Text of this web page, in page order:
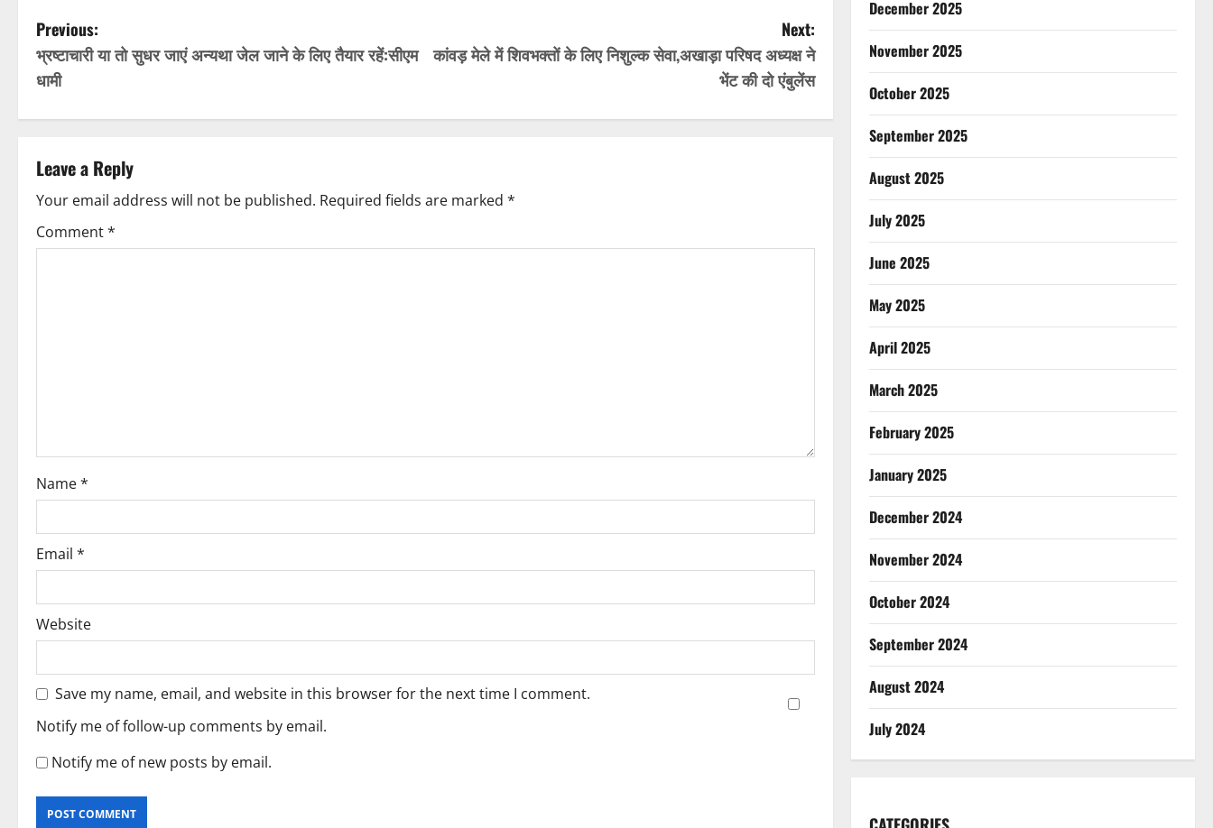
P
o
s
n
a
v
i
o
n
Previous:
भ्रष्टाचारी या तो सुधर जाएं अन्यथा जेल जाने के लिए तैयार रहें:सीएम
धामी
Next:
कांवड़ मेले में शिवभक्तों के लिए निशुल्क सेवा,अखाड़ा परिषद अध्यक्ष ने
भेंट की दो एंबुलेंस
Leave a Reply
Your email address will not be published. Required fields are marked *
Comment*
Name*
Email *
Website
Save my name, email, and website in this browser for the next time I comment.
Notify me of follow-up comments by email.
Notify me of new posts by email.
December 2025
November 2025
October 2025
September 2025
August 2025
July 2025
June 2025
May 2025
April 2025
March 2025
February 2025
January 2025
December 2024
November 2024
October 2024
September 2024
August 2024
July 2024